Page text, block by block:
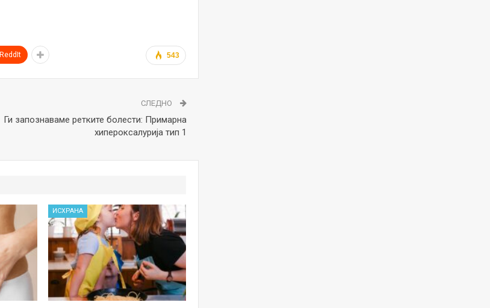
543
ReddIt
СЛЕДНО
Ги запознаваме ретките болести: Примарна
хипероксалурија тип 1
ИСХРАНА